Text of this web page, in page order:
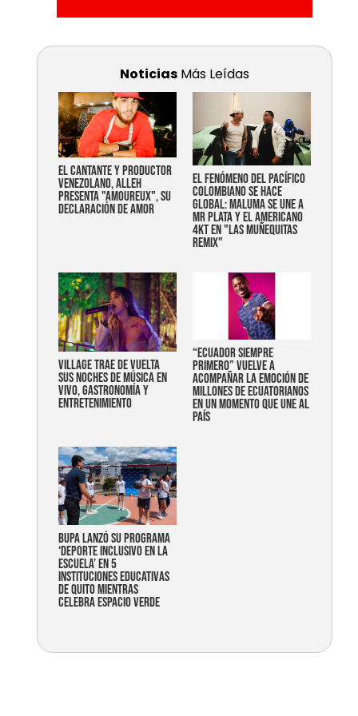
Noticias Más Leídas
EL CANTANTE Y PRODUCTOR
VENEZOLANO, ALLEH
PRESENTA "AMOUREUX", SU
DECLARACIÓN DE AMOR
EL FENÓMENO DEL PACÍFICO
COLOMBIANO SE HACE
GLOBAL: MALUMA SE UNE A
MR PLATA Y EL AMERICANO
4KT EN "LAS MUÑEQUITAS
REMIX"
Village trae de vuelta
sus noches de música en
vivo, gastronomía y
entretenimiento
“Ecuador siempre
primero” vuelve a
acompañar la emoción de
millones de ecuatorianos
en un momento que une al
país
Bupa lanzó su programa
‘Deporte Inclusivo en la
Escuela’ en 5
instituciones educativas
de Quito mientras
celebra espacio verde